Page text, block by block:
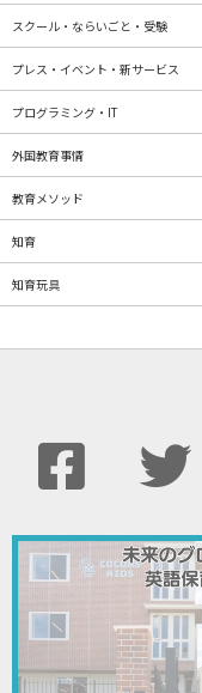
スクール・ならいごと・受験
プレス・イベント・新サービス
プログラミング・IT
外国教育事情
教育メソッド
知育
知育玩具